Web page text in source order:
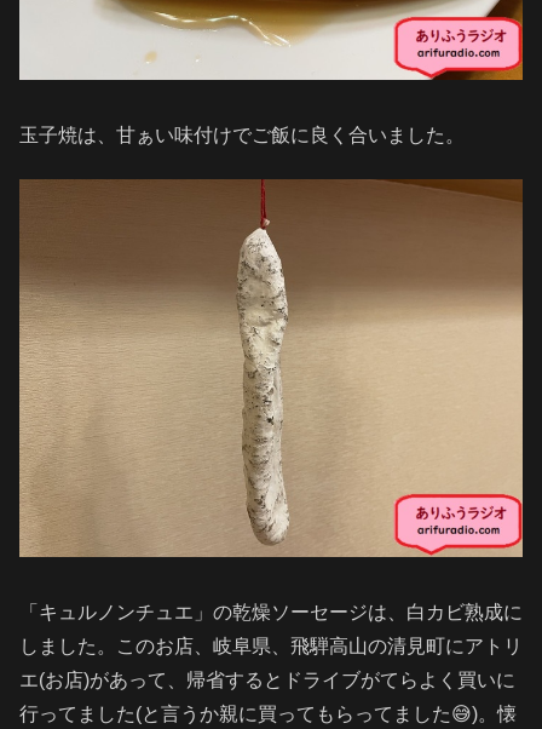
玉子焼は、甘ぁい味付けでご飯に良く合いました。
「キュルノンチュエ」の乾燥ソーセージは、白カビ熟成に
しました。このお店、岐阜県、飛騨高山の清見町にアトリ
エ(お店)があって、帰省するとドライブがてらよく買いに
行ってました(と言うか親に買ってもらってました😅)。懐